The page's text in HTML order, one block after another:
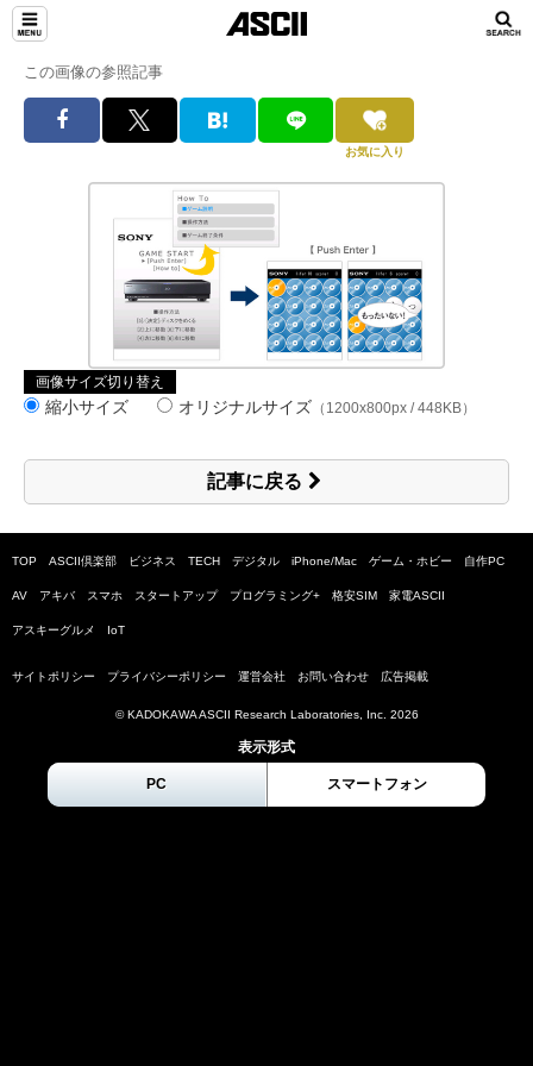
この画像の参照記事
お気に入り
画像サイズ切り替え
縮小サイズ オリジナルサイズ （1200x800px / 448KB）
記事に戻る
TOP ASCII倶楽部 ビジネス TECH デジタル iPhone/Mac ゲーム・ホビー 自作PC
AV アキバ スマホ スタートアップ プログラミング+ 格安SIM 家電ASCII
アスキーグルメ IoT
サイトポリシー プライバシーポリシー 運営会社 お問い合わせ 広告掲載
© KADOKAWA ASCII Research Laboratories, Inc. 2026
表示形式
PC スマートフォン